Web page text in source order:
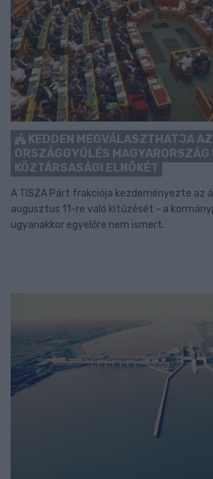
KEDDEN MEGVÁLASZTHATJA AZ
ORSZÁGGYŰLÉS MAGYARORSZÁG
KÖZTÁRSASÁGI ELNÖKÉT
A TISZA Párt frakciója kezdeményezte az
augusztus 11-re való kitűzését - a
ugyanakkor egyelőre nem ismert.